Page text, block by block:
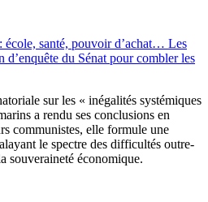
école, santé, pouvoir d’achat… Les
du Sénat pour combler les
sur les « inégalités systémiques
a rendu ses conclusions en
communistes, elle formule une
le spectre des difficultés outre-
souveraineté économique.